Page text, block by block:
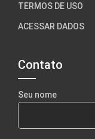
TERMOS DE USO
ACESSAR DADOS
Contato
Seu nome